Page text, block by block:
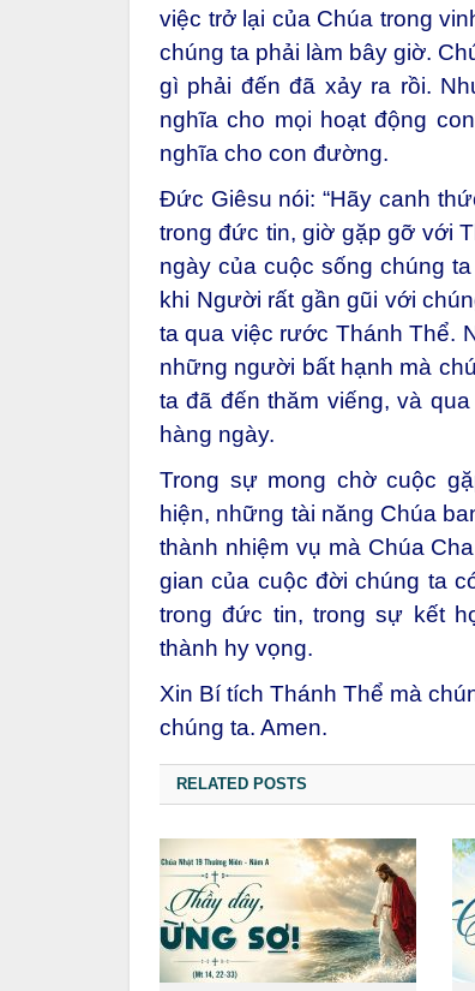
sống bình thường hàng
việc trở lại của Chúa trong
chúng ta phải làm bây giờ.
gì phải đến đã xảy ra rồi.
nghĩa cho mọi hoạt động
nghĩa cho con đường.
Đức Giêsu nói: “Hãy canh
trong đức tin, giờ gặp gỡ với
ngày của cuộc sống chúng
khi Người rất gần gũi với
ta qua việc rước Thánh Thể.
những người bất hạnh mà
ta đã đến thăm viếng, và
hàng ngày.
Trong sự mong chờ cuộc
hiện, những tài năng Chúa
thành nhiệm vụ mà Chúa
gian của cuộc đời chúng ta
trong đức tin, trong sự kết
thành hy vọng.
Xin Bí tích Thánh Thể mà
chúng ta. Amen.